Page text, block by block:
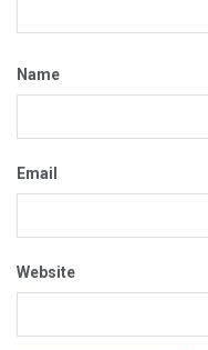
Name
Email
Website